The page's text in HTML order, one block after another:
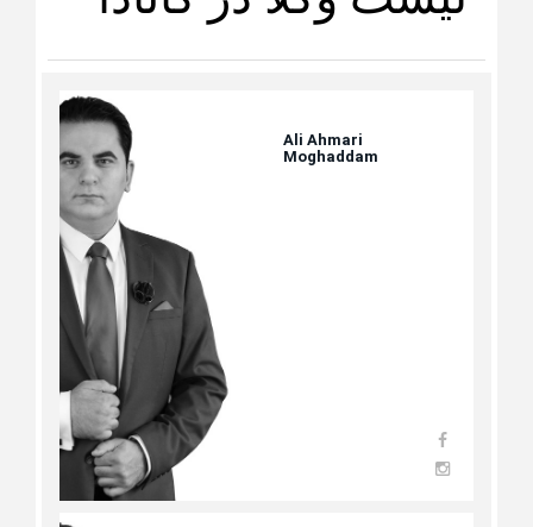
Ali Ahmari
Moghaddam